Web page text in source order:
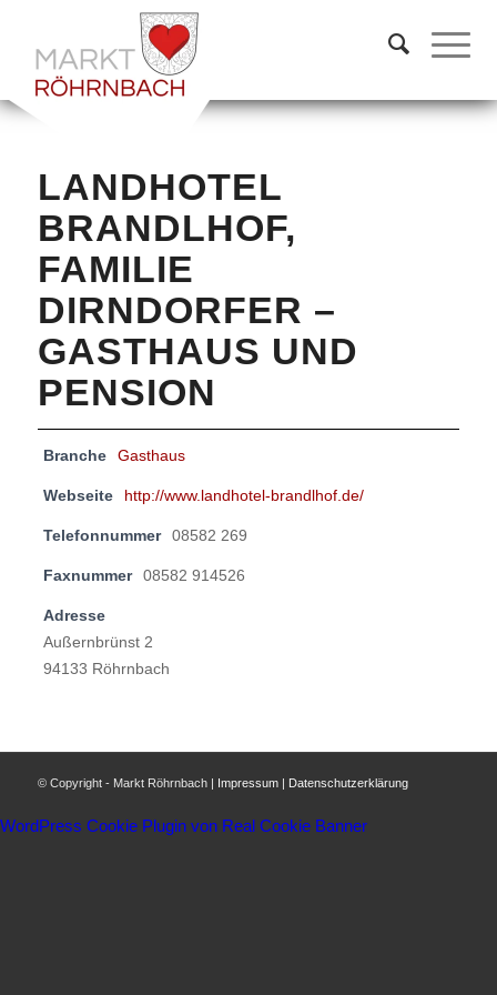
LANDHOTEL
BRANDLHOF,
FAMILIE
DIRNDORFER –
GASTHAUS UND
PENSION
Branche Gasthaus
Webseite http://www.landhotel-brandlhof.de/
Telefonnummer 08582 269
Faxnummer 08582 914526
Adresse
Außernbrünst 2
94133 Röhrnbach
© Copyright - Markt Röhrnbach | Impressum| Datenschutzerklärung
WordPress Cookie Plugin von Real Cookie Banner